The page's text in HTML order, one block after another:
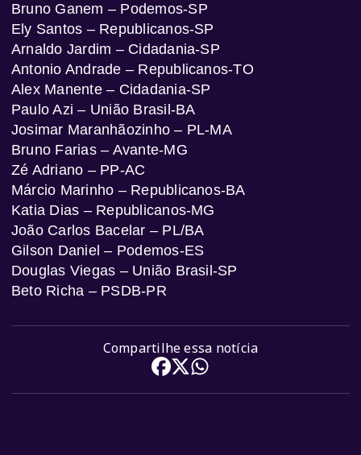
Bruno Ganem – Podemos-SP
Ely Santos – Republicanos-SP
Arnaldo Jardim – Cidadania-SP
Antonio Andrade – Republicanos-TO
Alex Manente – Cidadania-SP
Paulo Azi – União Brasil-BA
Josimar Maranhãozinho – PL-MA
Bruno Farias – Avante-MG
Zé Adriano – PP-AC
Márcio Marinho – Republicanos-BA
Katia Dias – Republicanos-MG
João Carlos Bacelar – PL/BA
Gilson Daniel – Podemos-ES
Douglas Viegas – União Brasil-SP
Beto Richa – PSDB-PR
Compartilhe essa notícia